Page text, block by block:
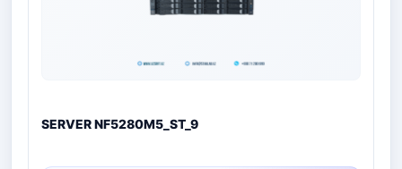
SERVER NF5280M5_ST_9